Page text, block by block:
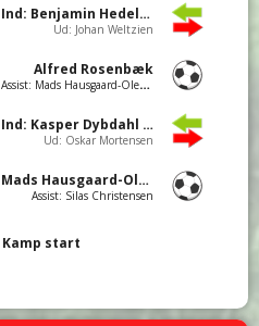
Ind: Benjamin Hedelund Schou
Ud: Johan Weltzien
Alfred Rosenbæk
Assist: Mads Hausgaard-Olesen
Ind: Kasper Dybdahl Vinther
Ud: Oskar Mortensen
Mads Hausgaard-Olesen
Assist: Silas Christensen
Kamp start